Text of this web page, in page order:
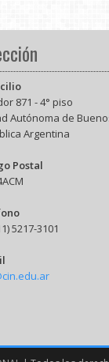
871 - 4° piso
Autónoma de
Argentina
Postal
5217-3101